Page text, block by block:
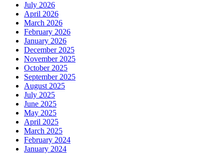
July 2026
April 2026
March 2026
February 2026
January 2026
December 2025
November 2025
October 2025
September 2025
August 2025
July 2025
June 2025
May 2025
April 2025
March 2025
February 2024
January 2024